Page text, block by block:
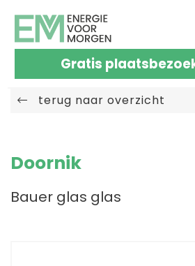
Gratis
terug naar overzicht
Doornik
Bauer glas glas